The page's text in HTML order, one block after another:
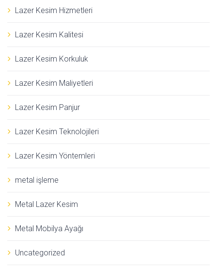
Lazer Kesim Hizmetleri
Lazer Kesim Kalitesi
Lazer Kesim Korkuluk
Lazer Kesim Maliyetleri
Lazer Kesim Panjur
Lazer Kesim Teknolojileri
Lazer Kesim Yöntemleri
metal işleme
Metal Lazer Kesim
Metal Mobilya Ayağı
Uncategorized